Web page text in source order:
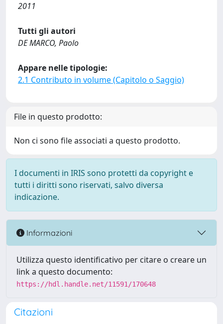
2011
Tutti gli autori
DE MARCO, Paolo
Appare nelle tipologie:
2.1 Contributo in volume (Capitolo o Saggio)
File in questo prodotto:
Non ci sono file associati a questo prodotto.
I documenti in IRIS sono protetti da copyright e
tutti i diritti sono riservati, salvo diversa
indicazione.
Informazioni
Utilizza questo identificativo per citare o creare un
link a questo documento:
https://hdl.handle.net/11591/170648
Citazioni